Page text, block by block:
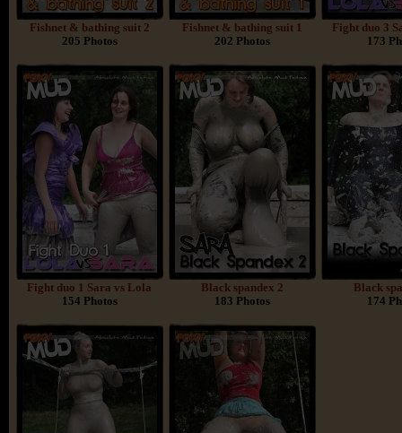
Fishnet & bathing suit 2
205 Photos
Fishnet & bathing suit 1
202 Photos
Fight duo 3
173
Fight duo 1 Sara vs Lola
154 Photos
Black spandex 2
183 Photos
Black
174